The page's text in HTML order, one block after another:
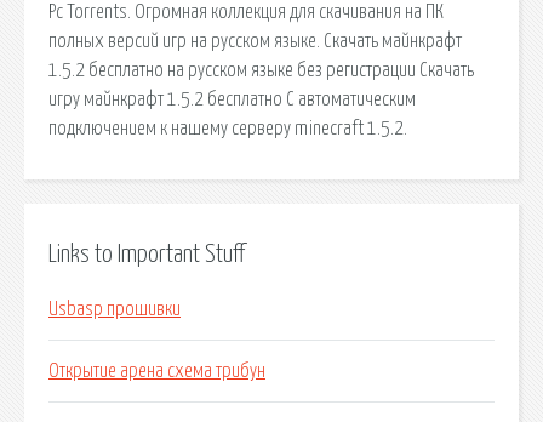
Pc Torrents. Огромная коллекция для скачивания на ПК
полных версий игр на русском языке. Скачать майнкрафт
1.5.2 бесплатно на русском языке без регистрации Скачать
игру майнкрафт 1.5.2 бесплатно С автоматическим
подключением к нашему серверу minecraft 1.5.2.
Links to Important Stuff
Usbasp прошивки
Открытие арена схема трибун